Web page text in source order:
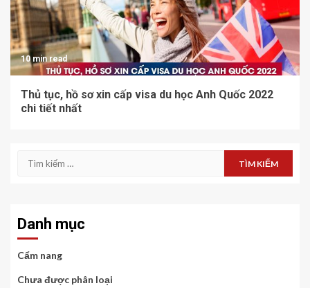
10 min read
Thủ tục, hồ sơ xin cấp visa du học Anh Quốc 2022
chi tiết nhất
Tìm
Danh mục
Cẩm nang
Chưa được phân loại